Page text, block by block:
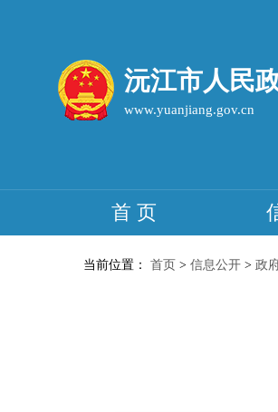
沅江市人民
首 页
当前位置： 首页 > 信息公开 > 政